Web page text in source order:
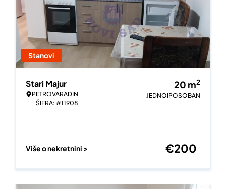
Stanovi
Stari Majur
PETROVARADIN
ŠIFRA: #11908
20 m2
JEDNOIPOSOBAN
Više o nekretnini > €200